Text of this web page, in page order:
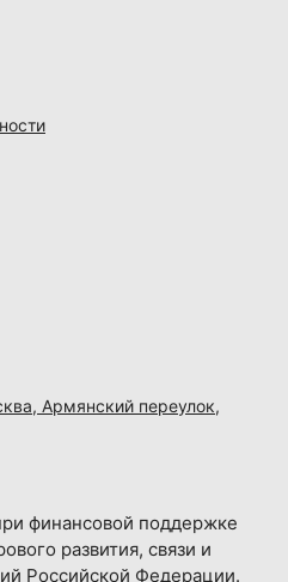
Армянский переулок,
финансовой поддержке
развития, связи и
Российской Федерации.